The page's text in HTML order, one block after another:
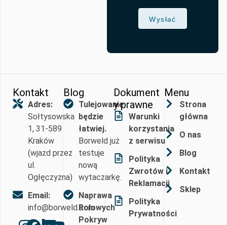
Wysłać
Kontakt
Adres:
Sołtysowska
1, 31-589
Kraków
(wjazd przez
ul.
Ogłęczyzna)
Email:
info@borweld.com
Blog
Tulejowanie
będzie
łatwiej.
Borweld już
testuje
nową
wytaczarkę.
Naprawa
Rolowych
Pokryw
Dokument
y prawne
Warunki
korzystania
z serwisu
Polityka
Zwrotów i
Reklamacji
Polityka
Prywatności
Menu
Strona
główna
O nas
Blog
Kontakt
Sklep